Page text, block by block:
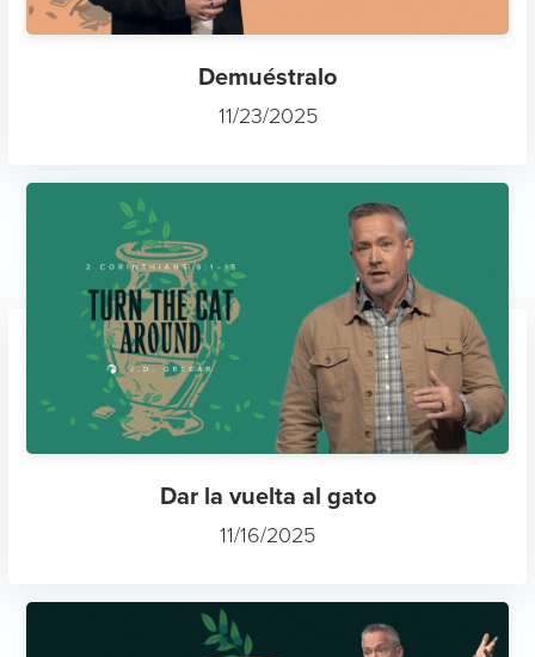
Demuéstralo
11/23/2025
Dar la vuelta al gato
11/16/2025